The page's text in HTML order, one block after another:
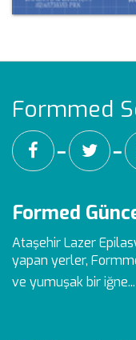
Formmed
━ ━
Formed
Ataşehir Lazer
yapan yerler,
ve yumuşak bir iğne...